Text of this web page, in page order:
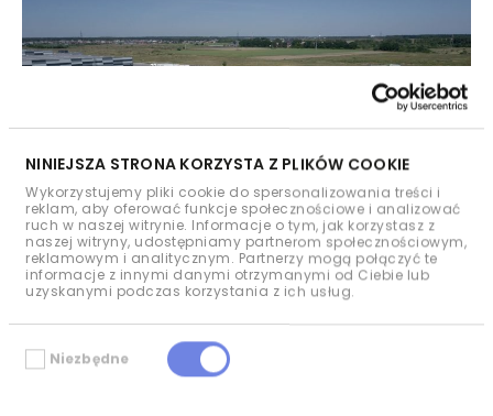
NINIEJSZA STRONA KORZYSTA Z PLIKÓW COOKIE
Wykorzystujemy pliki cookie do spersonalizowania treści i
reklam, aby oferować funkcje społecznościowe i analizować
ruch w naszej witrynie. Informacje o tym, jak korzystasz z
naszej witryny, udostępniamy partnerom społecznościowym,
reklamowym i analitycznym. Partnerzy mogą połączyć te
informacje z innymi danymi otrzymanymi od Ciebie lub
uzyskanymi podczas korzystania z ich usług.
zgodyNiezbędne